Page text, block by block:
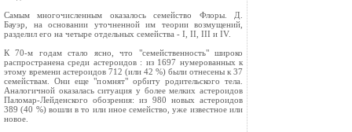
Самым многочисленным оказалось семейство Флоры. Д.
Бауэр, на основании уточненной им теории возмущений,
разделил его на четыре отдельных семейства - I, II, III и IV.
К 70-м годам стало ясно, что "семейственность" широко
распространена среди астероидов : из 1697 нумерованных к
этому времени астероидов 712 (или 42 %) были отнесены к 37
семействам. Они еще "помнят" орбиту родительского тела.
Аналогичной оказалась ситуация у более мелких астероидов
Паломар-Лейденского обозрения: из 980 новых астероидов
389 (40 %) вошли в то или иное семейство, уже известное или
новое.